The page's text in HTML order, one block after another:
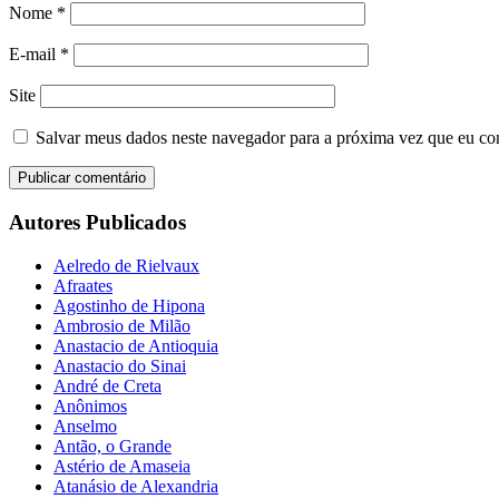
Nome *
E-mail *
Site
Salvar meus dados neste navegador para a próxima vez que eu
Autores Publicados
Aelredo de Rielvaux
Afraates
Agostinho de Hipona
Ambrosio de Milão
Anastacio de Antioquia
Anastacio do Sinai
André de Creta
Anônimos
Anselmo
Antão, o Grande
Astério de Amaseia
Atanásio de Alexandria